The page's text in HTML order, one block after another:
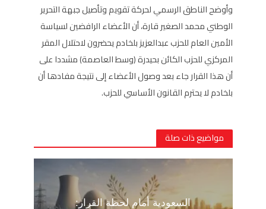
وأوضح الناطق الرسمي لحركة تقويم وتأصيل جبهة التحرير
الوطني محمد الصغير قارة، أن الأعضاء الرافضين لسياسة
الأمين العام للحزب عبدالعزيز بلخادم يحضرون لاحتلال المقر
المركزي للحزب الكائن بحيدرة (وسط العاصمة) مشددا على
أن هذا القرار جاء بعد وصول الأعضاء إلى نتيجة مفادها أن
بلخادم لا يحترم القانون الأساسي للحزب.
مواضيع ذات صلة
السعودية أمام لحظة القرار: